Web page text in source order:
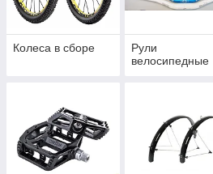
Колеса в сборе
Рули
велосипедные